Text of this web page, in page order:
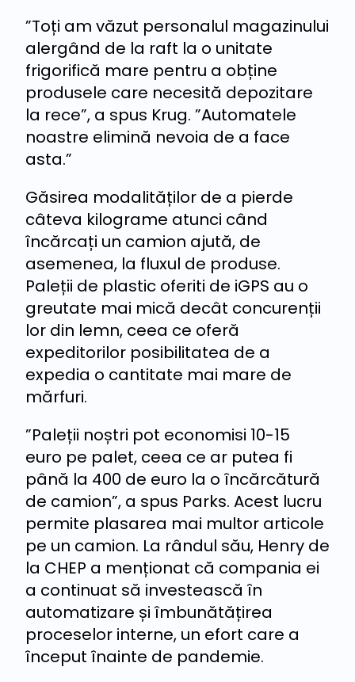
”Toți am văzut personalul magazinului
alergând de la raft la o unitate
frigorifică mare pentru a obține
produsele care necesită depozitare
la rece”, a spus Krug. ”Automatele
noastre elimină nevoia de a face
asta.”
Găsirea modalităților de a pierde
câteva kilograme atunci când
încărcați un camion ajută, de
asemenea, la fluxul de produse.
Paleții de plastic oferiti de iGPS au o
greutate mai mică decât concurenții
lor din lemn, ceea ce oferă
expeditorilor posibilitatea de a
expedia o cantitate mai mare de
mărfuri.
”Paleții noștri pot economisi 10-15
euro pe palet, ceea ce ar putea fi
până la 400 de euro la o încărcătură
de camion”, a spus Parks. Acest lucru
permite plasarea mai multor articole
pe un camion. La rândul său, Henry de
la CHEP a menționat că compania ei
a continuat să investească în
automatizare și îmbunătățirea
proceselor interne, un efort care a
început înainte de pandemie.